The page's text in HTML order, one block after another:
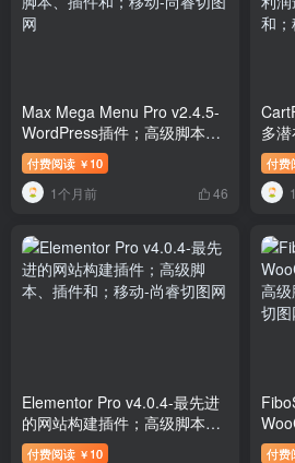
Max Mega Menu Pro v2.4.5-
WordPress插件；高级脚本、
插件和；移动
付费阅读 ￥ 10
1个月前 46
多
润最
和付费
Elementor Pro v4.0.4-最先进
的网站构建插件；高级脚本、
插件和；移动
付费阅读 ￥ 10
高级
付费